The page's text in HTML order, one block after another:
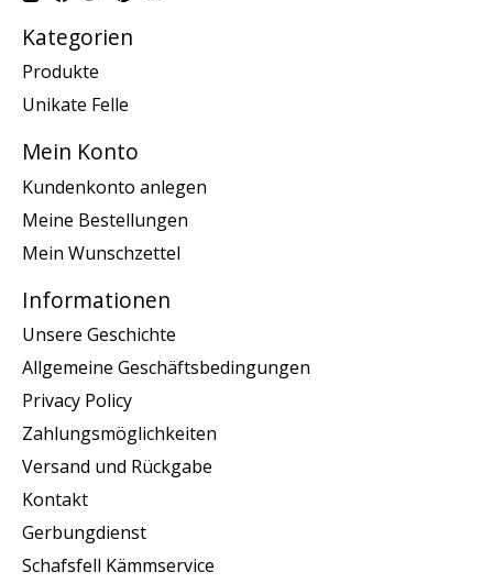
Kategorien
Produkte
Unikate Felle
Mein Konto
Kundenkonto anlegen
Meine Bestellungen
Mein Wunschzettel
Informationen
Unsere Geschichte
Allgemeine Geschäftsbedingungen
Privacy Policy
Zahlungsmöglichkeiten
Versand und Rückgabe
Kontakt
Gerbungdienst
Schafsfell Kämmservice